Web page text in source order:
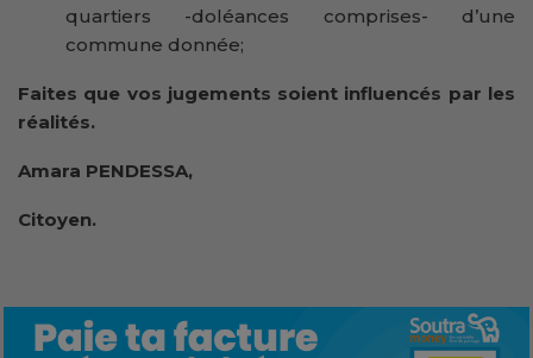
quartiers -doléances comprises- d’une
commune donnée;
Faites que vos jugements soient influencés par les
réalités.
Amara PENDESSA,
Citoyen.